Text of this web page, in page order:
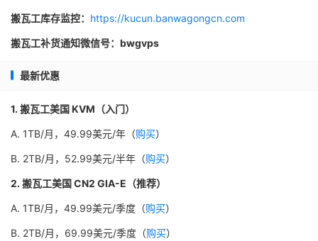
搬瓦工库存监控： https://kucun.banwagongcn.com
搬瓦工补货通知微信号：bwgvps
最新优惠
1. 搬瓦工美国 KVM（入门）
A. 1TB/月，49.99美元/年（购买）
B. 2TB/月，52.99美元/半年（购买）
2. 搬瓦工美国 CN2 GIA-E（推荐）
A. 1TB/月，49.99美元/季度（购买）
B. 2TB/月，69.99美元/季度（购买）